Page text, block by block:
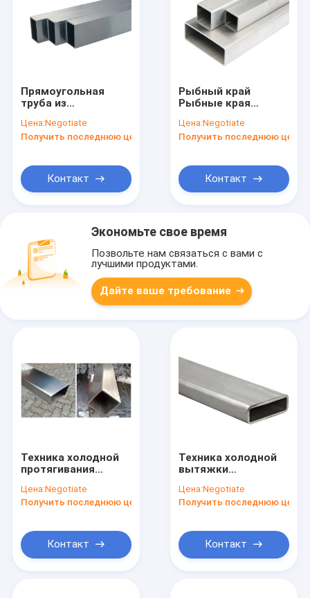
Прямоугольная
труба из
стали, наружный
диаметр 120 мм,
Цена:Negotiate
Получить последнюю цену
Контакт
Рыбный край
Рыбные края
сталь
прямоугольная
края
Цена:Negotiate
Получить последнюю цену
Контакт
Экономьте свое время
Позвольте нам связаться с вами с
лучшими продуктами.
Дайте ваше требование
Техника холодной
протягивания
сталь
прямоугольная
Цена:Negotiate
Получить последнюю цену
Контакт
Техника холодной
вытяжки
трубы из
нержавеющей
настраиваемая под
ваши уникальные
требования
Цена:Negotiate
Получить последнюю цену
Контакт